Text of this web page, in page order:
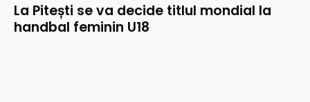
La Pitești se va decide titlul mondial la
handbal feminin U18